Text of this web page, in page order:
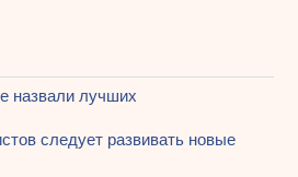
назвали лучших
следует развивать новые